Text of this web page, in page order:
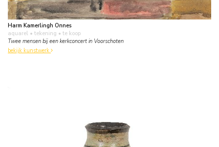
Harm Kamerlingh Onnes
aquarel • tekening • te koop
Twee mensen bij een kerkconcert in Voorschoten
bekijk kunstwerk